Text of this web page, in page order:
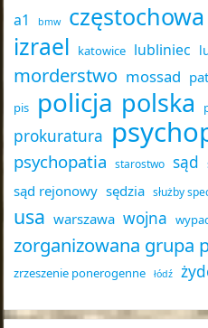
a1 bmw częstochowa
izrael katowice lubliniec
morderstwo mossad
pis policja polska
prokuratura
psychopatia
starostwo sąd
sąd rejonowy sędzia służby
usa warszawa wojna
zorganizowana grupa
zrzeszenie ponerogenne łódź